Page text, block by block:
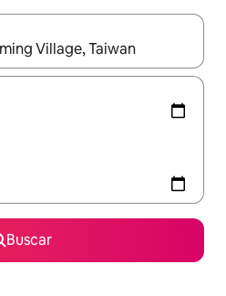
disponibles, navega con las
Buscar